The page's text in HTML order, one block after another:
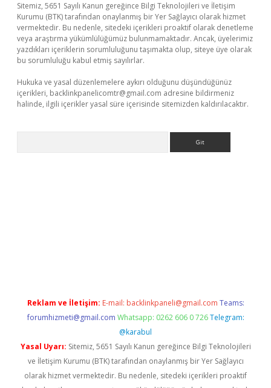
Sitemiz, 5651 Sayılı Kanun gereğince Bilgi Teknolojileri ve İletişim
Kurumu (BTK) tarafından onaylanmış bir Yer Sağlayıcı olarak hizmet
vermektedir. Bu nedenle, sitedeki içerikleri proaktif olarak denetleme
veya araştırma yükümlülüğümüz bulunmamaktadır. Ancak, üyelerimiz
yazdıkları içeriklerin sorumluluğunu taşımakta olup, siteye üye olarak
bu sorumluluğu kabul etmiş sayılırlar.
Hukuka ve yasal düzenlemelere aykırı olduğunu düşündüğünüz
içerikleri, backlinkpanelicomtr@gmail.com adresine bildirmeniz
halinde, ilgili içerikler yasal süre içerisinde sitemizden kaldırılacaktır.
Reklam ve İletişim: E-mail: backlinkpaneli@gmail.com Teams:
forumhizmeti@gmail.com Whatsapp: 0262 606 0 726 Telegram:
@karabul
Yasal Uyarı: Sitemiz, 5651 Sayılı Kanun gereğince Bilgi Teknolojileri
ve İletişim Kurumu (BTK) tarafından onaylanmış bir Yer Sağlayıcı
olarak hizmet vermektedir. Bu nedenle, sitedeki içerikleri proaktif